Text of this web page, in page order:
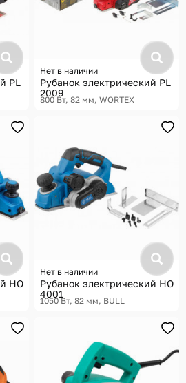
PL
Нет в наличии
Рубанок электрический PL
2009
800 Вт, 82 мм WORTEX
HO
Нет в наличии
Рубанок электрический HO
4001
1050 Вт, 82 мм BULL